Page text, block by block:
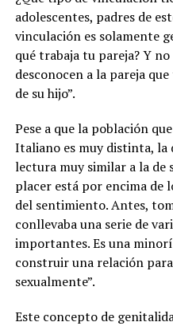
adolescentes, padres de
vinculación es solamente
qué trabaja tu pareja? Y no
desconocen a la pareja
de su hijo”.
Pese a que la población
Italiano es muy distinta, la
lectura muy similar a la de
placer está por encima de
del sentimiento. Antes,
conllevaba una serie de
importantes. Es una
construir una relación
sexualmente”.
Este concepto de